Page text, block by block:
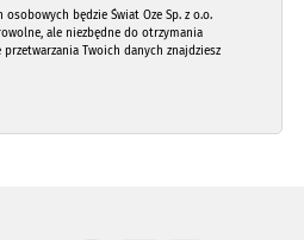
będzie Świat Oze Sp. z o.o.
ale niezbędne do otrzymania
przetwarzania Twoich danych znajdziesz